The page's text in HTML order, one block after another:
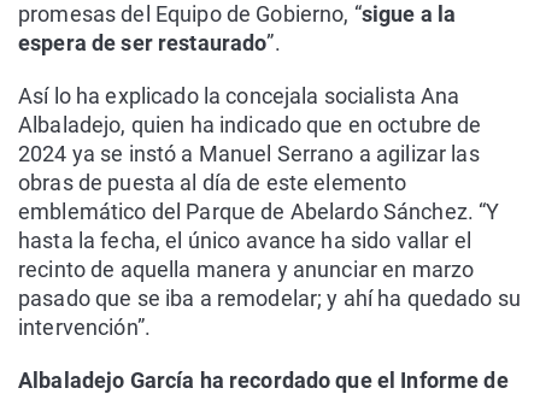
promesas del Equipo de Gobierno, “sigue a la
espera de ser restaurado”.
Así lo ha explicado la concejala socialista Ana
Albaladejo, quien ha indicado que en octubre de
2024 ya se instó a Manuel Serrano a agilizar las
obras de puesta al día de este elemento
emblemático del Parque de Abelardo Sánchez. “Y
hasta la fecha, el único avance ha sido vallar el
recinto de aquella manera y anunciar en marzo
pasado que se iba a remodelar; y ahí ha quedado su
intervención”.
Albaladejo García ha recordado que el Informe de